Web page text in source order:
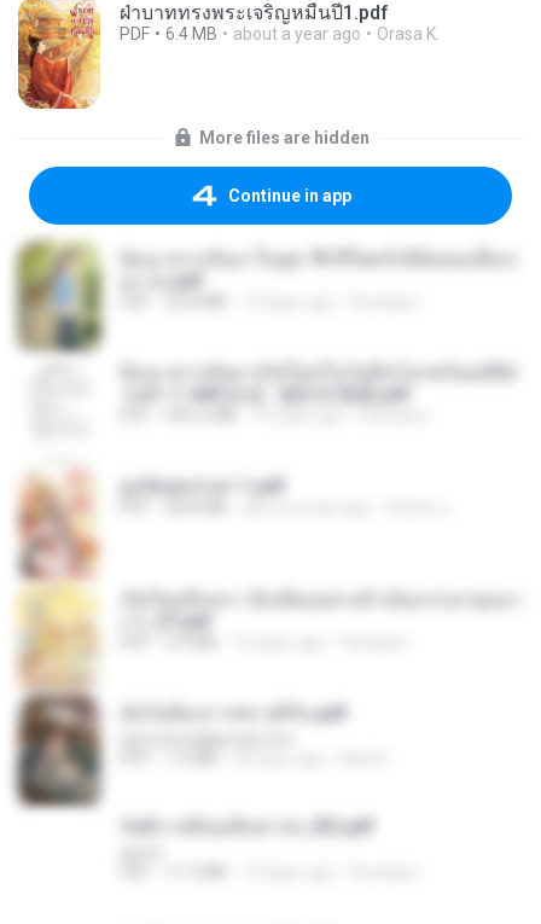
ฝ่าบาททรงพระเจริญหมื่นปี1.pdf
PDF 6.4 MB about a year ago Orasa K.
More files are hidden
Continue in app
ย้อนเวลากลับมาในยุค 70 ชีวิตครั้งนี้ฉันขอเลือกเ
ย้อนเวลากลับมาเกิดใหม่ในวันสิ้นโลกพร้อมมิติส่
ฮูหยิuสุดป่วuฯ 1.pdf
เกิดใหม่อีกครา อี๋เหนียงอย่างข้าเป็นภรรยาขุนนา
ฉันไม่ต้องการพร สุจิรัน.pdf
รัตติกาลพิรุณสิบสารท_RZ.pdf